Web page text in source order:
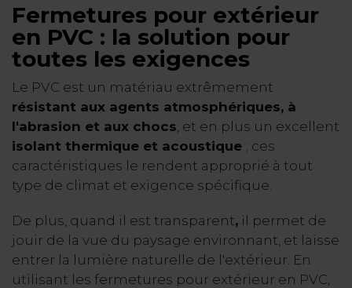
Fermetures pour extérieur
en PVC : la solution pour
toutes les exigences
Le PVC est un matériau extrêmement
résistant aux agents atmosphériques, à
l'abrasion et aux chocs , et en plus un excellent
isolant thermique et acoustique ; ces
caractéristiques le rendent approprié à tout
type de climat et exigence spécifique.
De plus, quand il est transparent, il permet de
jouir de la vue du paysage environnant, et laisse
entrer la lumière naturelle de l'extérieur. En
utilisant les fermetures pour extérieur en PVC,